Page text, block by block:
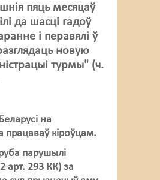
пяць месяцаў
да шасці гадоў
і перавялі ў
новую
турмы" (ч.
на
працаваў кіроўцам.
парушылі
арт. 293 КК) за